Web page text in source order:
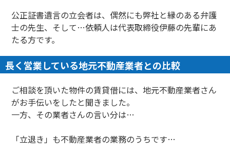
公正証書遺言の立会者は、偶然にも弊社と縁のある弁護
士の先生、そして…依頼人は代表取締役伊藤の先輩にあ
たる方です。
長く営業している地元不動産業者との比較
ご相談を頂いた物件の賃貸借には、地元不動産業者さん
がお手伝いをしたと聞きました。
一方、その業者さんの言い分は…
「立退き」も不動産業者の業務のうちです…